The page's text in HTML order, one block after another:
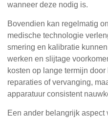
wanneer deze nodig is.
Bovendien kan regelmatig
medische technologie
smering en kalibratie
werken en slijtage
kosten op lange termijn
reparaties of vervanging,
apparatuur consistent
Een ander belangrijk